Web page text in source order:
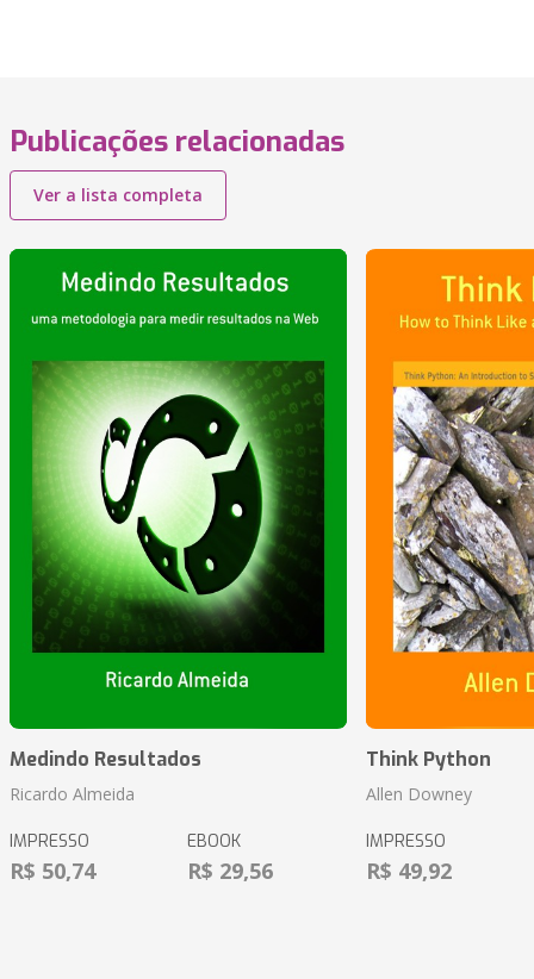
Publicações relacionadas
Ver a lista completa
Medindo Resultados
Ricardo Almeida
IMPRESSO
R$ 50,74
EBOOK
R$ 29,56
Think Python
Allen Downey
IMPRESSO
R$ 49,92